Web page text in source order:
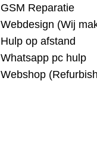
GSM Reparatie
Webdesign (Wij
Hulp op afstand
Whatsapp pc hulp
Webshop